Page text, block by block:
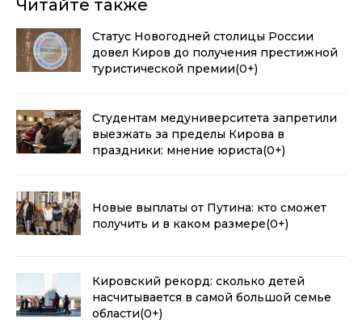
Читайте также
Статус Новогодней столицы России
довел Киров до получения престижной
туристической премии(0+)
Студентам медуниверситета запретили
выезжать за пределы Кирова в
праздники: мнение юриста(0+)
Новые выплаты от Путина: кто сможет
получить и в каком размере(0+)
Кировский рекорд: сколько детей
насчитывается в самой большой семье
области(0+)